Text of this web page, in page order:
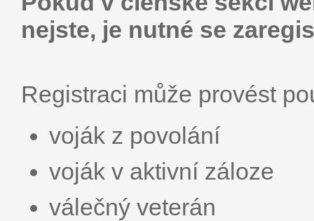
nejste, je nutné se
Registraci může provést
voják z povolání
voják v aktivní záloze
válečný veterán